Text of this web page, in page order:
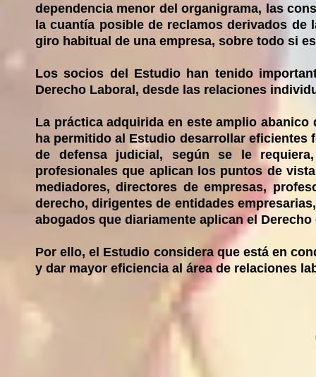
dependencia menor del organigrama, las
la cuantía posible de reclamos derivados
giro habitual de una empresa, sobre todo si
Los socios del Estudio han tenido
Derecho Laboral, desde las relaciones
La práctica adquirida en este amplio
ha permitido al Estudio desarrollar
de defensa judicial, según se le
profesionales que aplican los puntos de
mediadores, directores de empresas,
derecho, dirigentes de entidades
abogados que diariamente aplican el Derecho
Por ello, el Estudio considera que está en
y dar mayor eficiencia al área de relaciones